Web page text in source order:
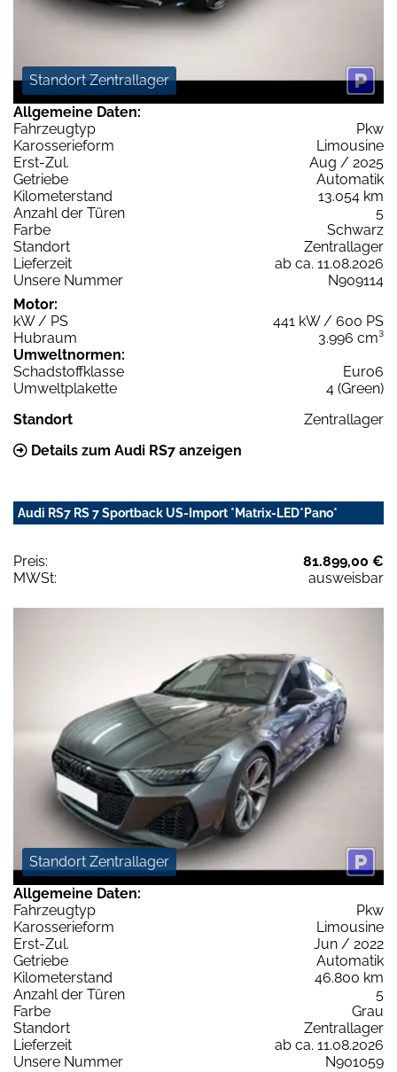
Standort Zentrallager
Allgemeine Daten:
Fahrzeugtyp
Pkw
Karosserieform
Limousine
Erst-Zul.
Aug / 2025
Getriebe
Automatik
Kilometerstand
13.054 km
Anzahl der Türen
5
Farbe
Schwarz
Standort
Zentrallager
Lieferzeit
ab ca. 11.08.2026
Unsere Nummer
N909114
Motor:
kW / PS
441 kW / 600 PS
Hubraum
3.996 cm³
Umweltnormen:
Schadstoffklasse
Euro6
Umweltplakette
4 (Green)
Standort
Zentrallager
Details zum Audi RS7 anzeigen
Audi RS7 RS 7 Sportback US-Import *Matrix-LED*Pano*
Preis:
81.899,00 €
MWSt:
ausweisbar
Standort Zentrallager
Allgemeine Daten:
Fahrzeugtyp
Pkw
Karosserieform
Limousine
Erst-Zul.
Jun / 2022
Getriebe
Automatik
Kilometerstand
46.800 km
Anzahl der Türen
5
Farbe
Grau
Standort
Zentrallager
Lieferzeit
ab ca. 11.08.2026
Unsere Nummer
N901059